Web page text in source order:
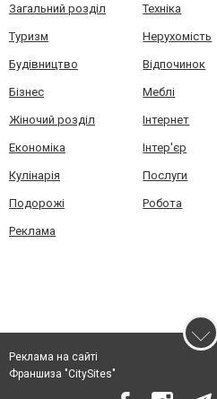
Загальний розділ Техніка
Туризм Нерухомість
Будівництво Відпочинок
Бізнес Меблі
Жіночий розділ Інтернет
Економіка Інтер'єр
Кулінарія Послуги
Подорожі Робота
Реклама
Реклама на сайті
Франшиза "CitySites"